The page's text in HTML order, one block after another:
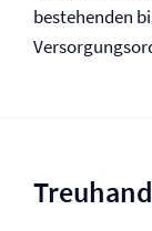
bestehenden